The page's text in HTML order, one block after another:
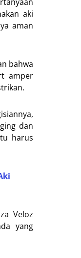
aki
aman
bahwa
amper
dan
harus
Veloz
yang